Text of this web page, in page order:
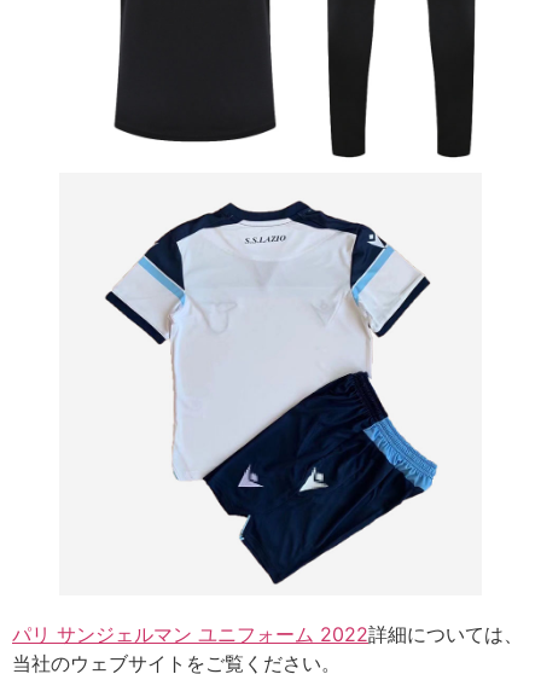
パリ サンジェルマン ユニフォーム 2022詳細については、
当社のウェブサイトをご覧ください。